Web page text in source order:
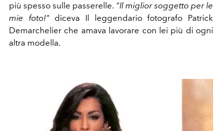
più spesso sulle passerelle. "Il miglior soggetto per le
mie foto!" diceva Il leggendario fotografo Patrick
Demarchelier che amava lavorare con lei più di ogni
altra modella.